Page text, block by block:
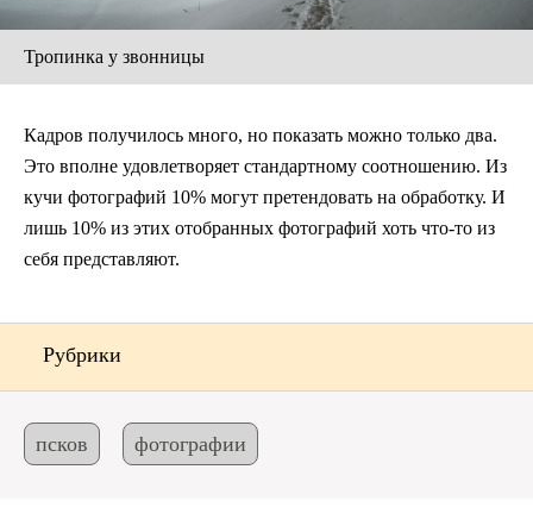
Тропинка у звонницы
Кадров получилось много, но показать можно только два.
Это вполне удовлетворяет стандартному соотношению. Из
кучи фотографий 10% могут претендовать на обработку. И
лишь 10% из этих отобранных фотографий хоть что-то из
себя представляют.
Рубрики
псков фотографии